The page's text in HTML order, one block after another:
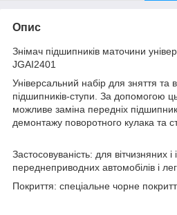
Опис
Знімач підшипників маточини
JGAI2401
Універсальний набір для зняття та
підшипників-ступи. За допомогою
можливе заміна передніх
демонтажу поворотного кулака та
Застосовуваність: для вітчизняних і
переднеприводних автомобілів і
Покриття: спеціальне чорне